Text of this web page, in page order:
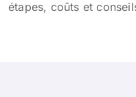
étapes, coûts et